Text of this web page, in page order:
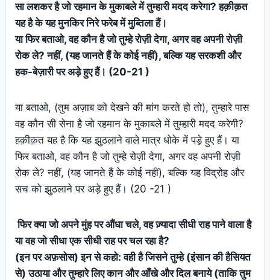
सा लशकर है जो रहमान के मुकाबले में तुम्हारी मदद करेगा? हक़ीक़त
यह है के यह मुनकिर निरे फरेब में मुब्तिला हैं।
या फिर बताओ, वह कौन है जो तुम्हे रोज़ी देगा, अगर वह अपनी रोज़ी
रोक ले? नहीं, (यह जानते हैं के कोई नहीं), बल्कि यह सरकशी और
हक-बेज़ारी पर अड़े हुए हैं। (20-21 )
या बताओ, (तुम अज़ाब को देखने की मांग करते हो तो), तुम्हारे पास
वह कौन सी सेना है जो रहमान के मुकाबले में तुम्हारी मदद करेगी?
हक़ीक़त यह है कि यह झुठलाने वाले मात्र धोके में पड़े हुए हैं। या
फिर बताओ, वह कौन है जो तुम्हे रोज़ी देगा, अगर वह अपनी रोज़ी
रोक ले? नहीं, (यह जानते हैं के कोई नहीं), बल्कि यह विद्रोह और
सच को झुठलाने पर अड़े हुए हैं। (20 -21 )
फिर क्या जो अपने मुंह पर औंधा चले, वह ज़्यादा सीधी राह पाने वाला है
या वह जो सीधा एक सीधी राह पर चल रहा है?
(इन पर अफ़सोस) इन से कहो: वही है जिसने तुम्हे (इंसान की हैसियत
से) उठाया और तुम्हारे लिए कान और आँखे और दिल बनाये (ताकि तुम